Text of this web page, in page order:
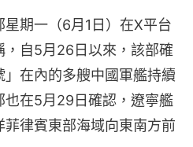
星期一（6月1日）在X平台
，自5月26日以來，該部確
在內的多艘中國軍艦持續
也在5月29日確認，遼寧艦
律賓東部海域向東南方前